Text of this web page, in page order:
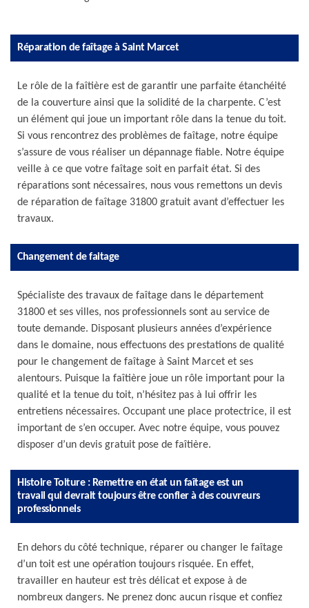
Réparation de faîtage à Saint Marcet
Le rôle de la faîtière est de garantir une parfaite étanchéité
de la couverture ainsi que la solidité de la charpente. C’est
un élément qui joue un important rôle dans la tenue du toit.
Si vous rencontrez des problèmes de faîtage, notre équipe
s’assure de vous réaliser un dépannage fiable. Notre équipe
veille à ce que votre faîtage soit en parfait état. Si des
réparations sont nécessaires, nous vous remettons un devis
de réparation de faîtage 31800 gratuit avant d’effectuer les
travaux.
Changement de faitage
Spécialiste des travaux de faîtage dans le département
31800 et ses villes, nos professionnels sont au service de
toute demande. Disposant plusieurs années d’expérience
dans le domaine, nous effectuons des prestations de qualité
pour le changement de faîtage à Saint Marcet et ses
alentours. Puisque la faîtière joue un rôle important pour la
qualité et la tenue du toit, n’hésitez pas à lui offrir les
entretiens nécessaires. Occupant une place protectrice, il est
important de s’en occuper. Avec notre équipe, vous pouvez
disposer d’un devis gratuit pose de faîtière.
Histoire Toiture : Remettre en état un faîtage est un
travail qui devrait toujours être confier à des couvreurs
professionnels
En dehors du côté technique, réparer ou changer le faîtage
d’un toit est une opération toujours risquée. En effet,
travailler en hauteur est très délicat et expose à de
nombreux dangers. Ne prenez donc aucun risque et confiez